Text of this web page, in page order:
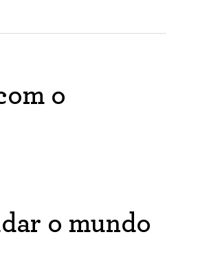
o
o mundo